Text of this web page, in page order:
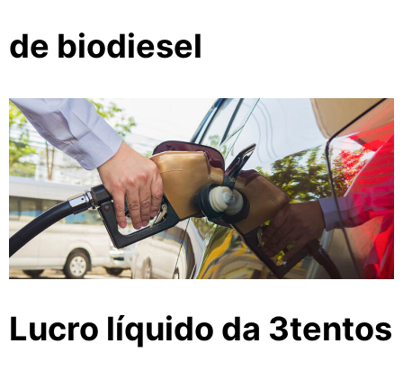
de biodiesel
Lucro líquido da 3tentos